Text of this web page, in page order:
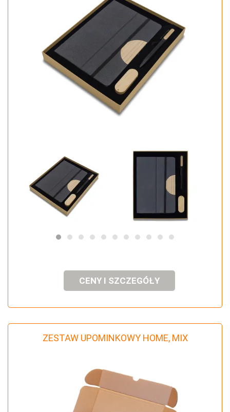
CENY I SZCZEGÓŁY
ZESTAW UPOMINKOWY HOME, MIX